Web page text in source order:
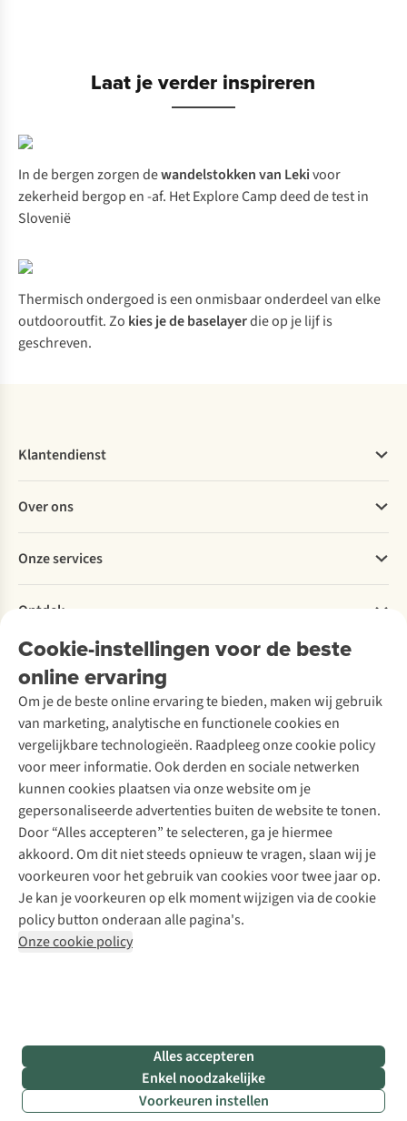
Laat je verder inspireren
In de bergen zorgen dewandelstokken van Lekivoor
zekerheid bergop en -af. Het Explore Camp deed de test in
Slovenië
Thermisch ondergoed is een onmisbaar onderdeel van elke
outdooroutfit. Zo kies je de baselayerdie op je lijf is
geschreven.
Cookie-instellingen voor de beste
online ervaring
Om je de beste online ervaring te bieden, maken wij gebruik
van marketing, analytische en functionele cookies en
vergelijkbare technologieën. Raadpleeg onze cookie policy
voor meer informatie. Ook derden en sociale netwerken
kunnen cookies plaatsen via onze website om je
gepersonaliseerde advertenties buiten de website te tonen.
Door “Alles accepteren” te selecteren, ga je hiermee
akkoord. Om dit niet steeds opnieuw te vragen, slaan wij je
voorkeuren voor het gebruik van cookies voor twee jaar op.
Je kan je voorkeuren op elk moment wijzigen via de cookie
policy button onderaan alle pagina's.
Onze cookie policy
Alles accepteren
Enkel noodzakelijke
Voorkeuren instellen
Klantendienst
Bestellen
Betalen
Levering
Retourneren
Bestelling herroepen
Garantie
Contact
Over ons
Explore More
Verantwoord ondernemen
Over Ayacucho
Onze winkels
Over A.S.Adventure
Toegankelijkheidsverklaring
Onze services
Ski-onderhoud
Wasservice
Schoenonderhoud
Schoenherstelling
Kledingherstelling
Retouches
Voor bedrijven
Ontdek
A.S.Magazine
Podcast
Explore Academy
Explore Camp
Gear Check
Inspiratie & advies
Meld je aan voor de nieuwsbrief
Follow us
Disclaimer Privacy Policy
Algemene voorwaarden
Cookie Policy